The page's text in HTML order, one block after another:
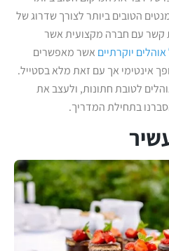
הטובים ביותר לצורך שדרוג של
קשר עם חברה מקצועית אשר
יוקרתייםאשר מאפשרים
אינטימי אך עם זאת מלא בסטייל.
לטובת חתונות, ולעצב את
בתחילת המדריך.